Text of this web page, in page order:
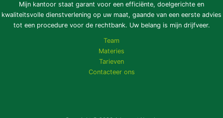
Mijn kantoor staat garant voor een efficiënte, doelgerichte en
kwaliteitsvolle dienstverlening op uw maat, gaande van een eerste advies
tot een procedure voor de rechtbank. Uw belang is mijn drijfveer.
Team
Materies
Tarieven
Contacteer ons